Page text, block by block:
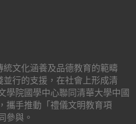
文化涵養及品德教育的範疇
並行的支援，在社會上形成清
學院國學中心聯同清華大學中國
攜手推動「禮儀文明教育項
參與。